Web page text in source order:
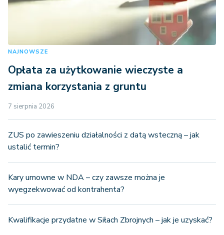
NAJNOWSZE
Opłata za użytkowanie wieczyste a
zmiana korzystania z gruntu
7 sierpnia 2026
ZUS po zawieszeniu działalności z datą wsteczną – jak
ustalić termin?
Kary umowne w NDA – czy zawsze można je
wyegzekwować od kontrahenta?
Kwalifikacje przydatne w Siłach Zbrojnych – jak je uzyskać?